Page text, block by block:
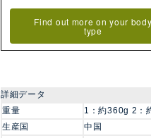
Find out more on your body
type
詳細データ
重量
1：約360g 2：
生産国
中国